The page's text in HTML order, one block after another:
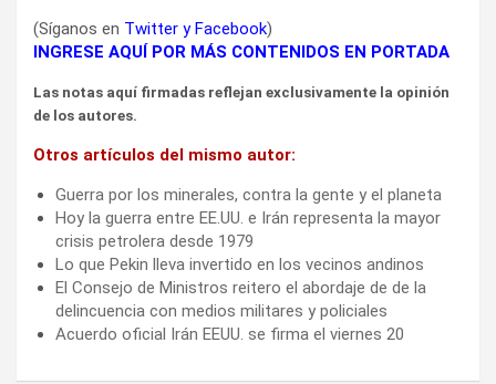
(Síganos en Twitter yFacebook)
INGRESE AQUÍ POR MÁS CONTENIDOS EN PORTADA
Las notas aquí firmadas reflejan exclusivamente la opinión
de los autores.
Otros artículos del mismo autor:
Guerra por los minerales, contra la gente y el planeta
Hoy la guerra entre EE.UU. e Irán representa la mayor
crisis petrolera desde 1979
Lo que Pekin lleva invertido en los vecinos andinos
El Consejo de Ministros reitero el abordaje de de la
delincuencia con medios militares y policiales
Acuerdo oficial Irán EEUU. se firma el viernes 20